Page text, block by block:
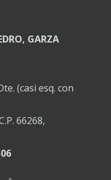
GARZA
(casi esq. con
66268,